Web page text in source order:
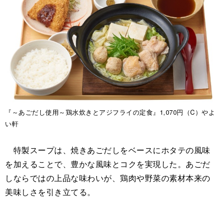
『～あごだし使用～鶏水炊きとアジフライの定食』1,070円（C）やよ
い軒
特製スープは、焼きあごだしをベースにホタテの風味
を加えることで、豊かな風味とコクを実現した。あごだ
しならではの上品な味わいが、鶏肉や野菜の素材本来の
美味しさを引き立てる。